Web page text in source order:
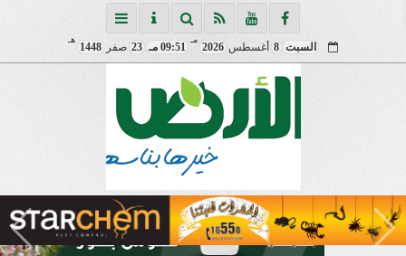
السبت 8 أغسطس 2026
مـ
09:51 مـ 23 صفر 1448
هـ